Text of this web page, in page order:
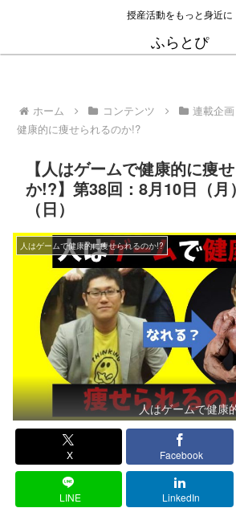
授産活動をもっと身近に
ふらとぴ
ホーム コンテンツ 連載企画
健康的に痩せられるのか!?
【人はゲームで健康的に痩
か!?】第38回：8月10日（月
（日）
人はゲームで健康的に痩せられるのか!?
人はゲームで健康
X Facebook
LINE LinkedIn